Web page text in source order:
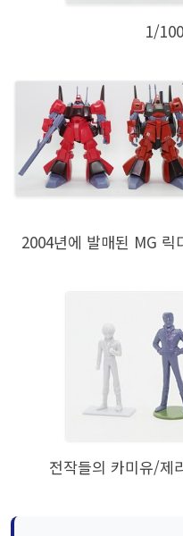
1/
2004년에 발매된 MG
전작들의 카미유/제